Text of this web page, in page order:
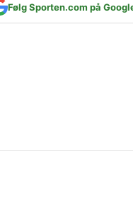
Følg Sporten.com på